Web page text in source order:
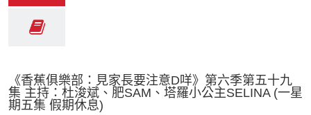
《香蕉俱樂部：見家長要注意D咩》第六季第五十九
集 主持：杜浚斌、肥SAM、塔羅小公主SELINA (一星
期五集 假期休息)